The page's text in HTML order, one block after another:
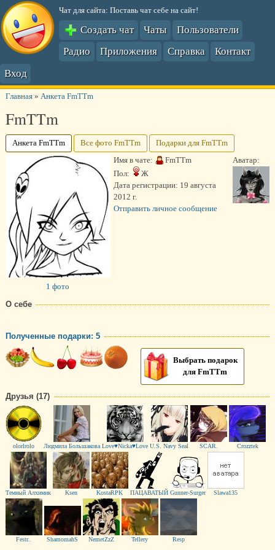
Чат для сайта: Поставь чат себе на сайт!
Создать чат Чаты
Пользователи
Радио
Приложения Справка
Контакт
Вход
Главная» Анкета FmTTm
FmTTm
Анкета FmTTm Все фото FmTTm
Подарки для FmTTm
Аватар:
1 фото
Имя в чате:
FmTTm
Пол:
Ж
Дата регистрации: 19 августа
2012 г.
Отправить личное сообщение
О себе
Полученные подарки: 5
Выбрать подарок
для FmTTm
Друзья (17)
оlorlrolo Людмила Большакова Love♥Nicka♥Love U.S. Navy Seal SCAR. Crozztek
Темный Алхимик Ksen KostaRPK ПАЦАВАТЫЙ Gunner-Surger Slawa135
Festr.. ShamomahS NemetZzZ Tellery Resp